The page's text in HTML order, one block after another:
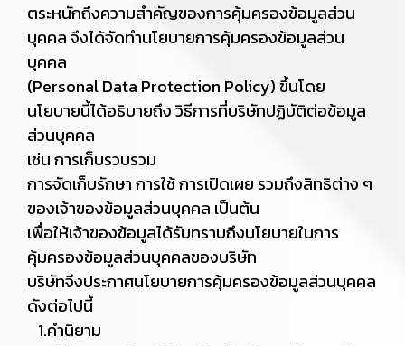
ตระหนักถึงความสำคัญของการคุ้มครองข้อมูลส่วน
บุคคล จึงได้จัดทำนโยบายการคุ้มครองข้อมูลส่วน
บุคคล
(Personal Data Protection Policy) ขึ้นโดย
นโยบายนี้ได้อธิบายถึง วิธีการที่บริษัทปฏิบัติต่อข้อมูล
ส่วนบุคคล
เช่น การเก็บรวบรวม
การจัดเก็บรักษา การใช้ การเปิดเผย รวมถึงสิทธิต่าง ๆ
ของเจ้าของข้อมูลส่วนบุคคล เป็นต้น
เพื่อให้เจ้าของข้อมูลได้รับทราบถึงนโยบายในการ
คุ้มครองข้อมูลส่วนบุคคลของบริษัท
บริษัทจึงประกาศนโยบายการคุ้มครองข้อมูลส่วนบุคคล
ดังต่อไปนี้
1.คำนิยาม